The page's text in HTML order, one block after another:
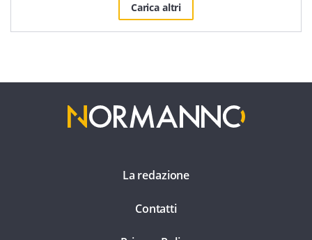
Carica altri
La redazione
Contatti